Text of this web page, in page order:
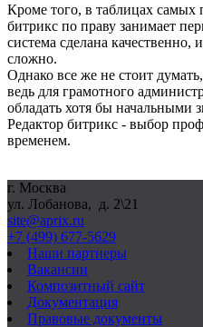
Кроме того, в таблицах самых
битрикс по праву занимает
система сделана качественно,
сложно.
Однако все же не стоит
ведь для грамотного
обладать хотя бы начальными
Редактор битрикс - выбор
временем.
г. Москва
ул. Лобанова, д. 2\21
site@aprix.ru
+7 (499) 677-5629
Наши партнеры
Вакансии
Композитный сайт
Документация
Правовые документы